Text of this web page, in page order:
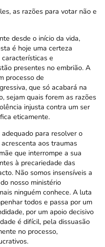
as razões para votar não e
desde o início da vida,
é hoje uma certeza
e
presentes no embrião. A
processo de
que só acabará na
sejam quais forem as razões
injusta contra um ser
eticamente.
para resolver o
acrescenta aos traumas
que interrompe a sua
à precariedade das
Não somos insensíveis a
nosso ministério
ninguém conhece. A luta
todos e passa por um
por um apoio decisivo
é difícil, pela dissuasão
no processo,